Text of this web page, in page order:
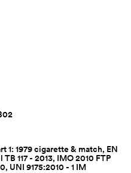
1: 1979 cigarette & match, EN
117 - 2013, IMO 2010 FTP
UNI 9175:2010 - 1 IM